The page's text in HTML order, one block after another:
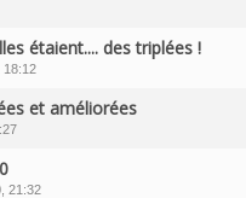
étaient.... des triplées !
18:12
et améliorées
21:32